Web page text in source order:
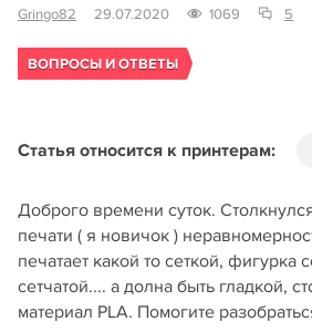
Gringo82 29.07.2020 1069 5
ВОПРОСЫ И ОТВЕТЫ
Статья относится к принтерам:
Доброго времени суток.
печати ( я новичок )
печатает какой то сеткой, фигурка
сетчатой.... а долна быть гладкой,
материал PLA. Помогите